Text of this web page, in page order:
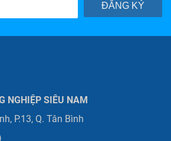
ĐĂNG KÝ
NGHIỆP SIÊU NAM
P.13, Q. Tân Bình